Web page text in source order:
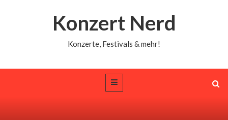
Konzert Nerd
Konzerte, Festivals & mehr!